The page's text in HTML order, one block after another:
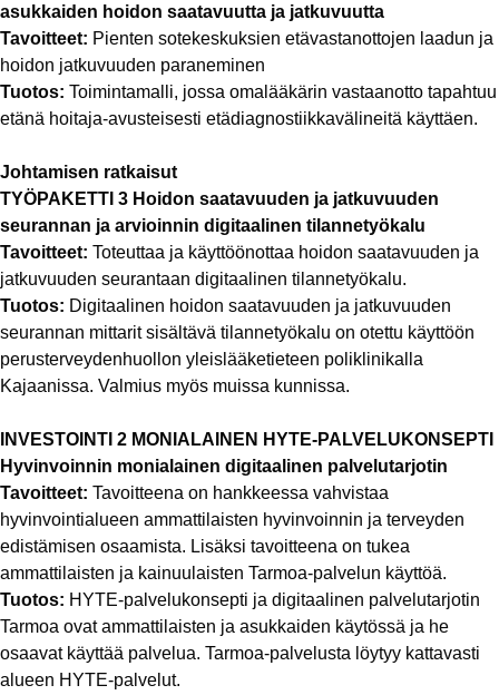
asukkaiden hoidon saatavuutta ja jatkuvuutta
Tavoitteet: Pienten sotekeskuksien etävastanottojen laadun ja
hoidon jatkuvuuden paraneminen
Tuotos: Toimintamalli, jossa omalääkärin vastaanotto tapahtuu
etänä hoitaja-avusteisesti etädiagnostiikkavälineitä käyttäen.
Johtamisen ratkaisut
TYÖPAKETTI 3 Hoidon saatavuuden ja jatkuvuuden
seurannan ja arvioinnin digitaalinen tilannetyökalu
Tavoitteet: Toteuttaa ja käyttöönottaa hoidon saatavuuden ja
jatkuvuuden seurantaan digitaalinen tilannetyökalu.
Tuotos: Digitaalinen hoidon saatavuuden ja jatkuvuuden
seurannan mittarit sisältävä tilannetyökalu on otettu käyttöön
perusterveydenhuollon yleislääketieteen poliklinikalla
Kajaanissa. Valmius myös muissa kunnissa.
INVESTOINTI 2 MONIALAINEN HYTE-PALVELUKONSEPTI
Hyvinvoinnin monialainen digitaalinen palvelutarjotin
Tavoitteet: Tavoitteena on hankkeessa vahvistaa
hyvinvointialueen ammattilaisten hyvinvoinnin ja terveyden
edistämisen osaamista. Lisäksi tavoitteena on tukea
ammattilaisten ja kainuulaisten Tarmoa-palvelun käyttöä.
Tuotos: HYTE-palvelukonsepti ja digitaalinen palvelutarjotin
Tarmoa ovat ammattilaisten ja asukkaiden käytössä ja he
osaavat käyttää palvelua. Tarmoa-palvelusta löytyy kattavasti
alueen HYTE-palvelut.